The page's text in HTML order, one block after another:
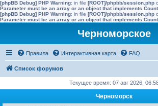
[phpBB Debug] PHP Warning: in file [ROOT]/phpbb/session.php
Parameter must be an array or an object that implements
[phpBB Debug] PHP Warning: in file [ROOT]/phpbb/session.php
Parameter must be an array or an object that implements
Черноморское
Правила Интерактивная карта FAQ
Список форумов
Текущее время: 07 авг 2026,
Черноморск